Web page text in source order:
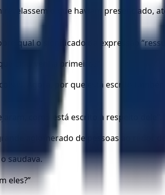
o que haviam presenciado,
qual o significado da expressão
Elias venha primeiro?”
Agora, por que está escrito
como está escrito a respeito dele”.
aglomerado de pessoas ao redor
saudava.
eles?”